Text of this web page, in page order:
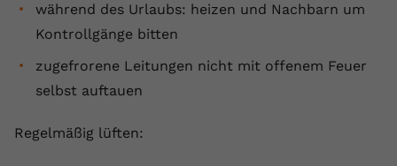
während des Urlaubs: heizen und Nachbarn um
Kontrollgänge bitten
zugefrorene Leitungen nicht mit offenem Feuer
selbst auftauen
Regelmäßig lüften: